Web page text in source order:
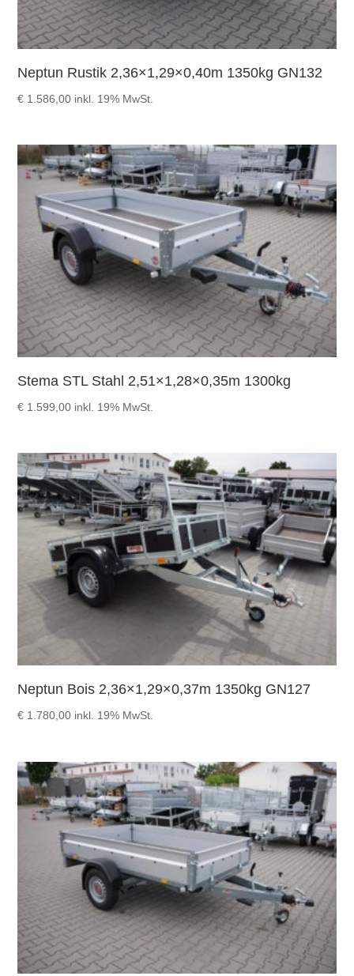
Neptun Rustik 2,36×1,29×0,40m 1350kg GN132
€ 1.586,00 inkl. 19% MwSt.
Stema STL Stahl 2,51×1,28×0,35m 1300kg
€ 1.599,00 inkl. 19% MwSt.
Neptun Bois 2,36×1,29×0,37m 1350kg GN127
€ 1.780,00 inkl. 19% MwSt.